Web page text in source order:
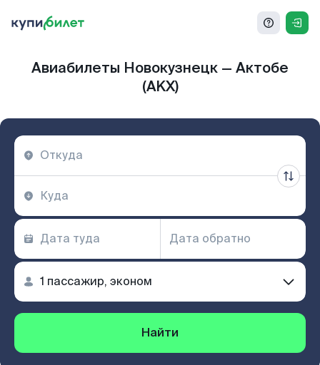
Авиабилеты Новокузнецк — Актобе
(AKX)
Найти